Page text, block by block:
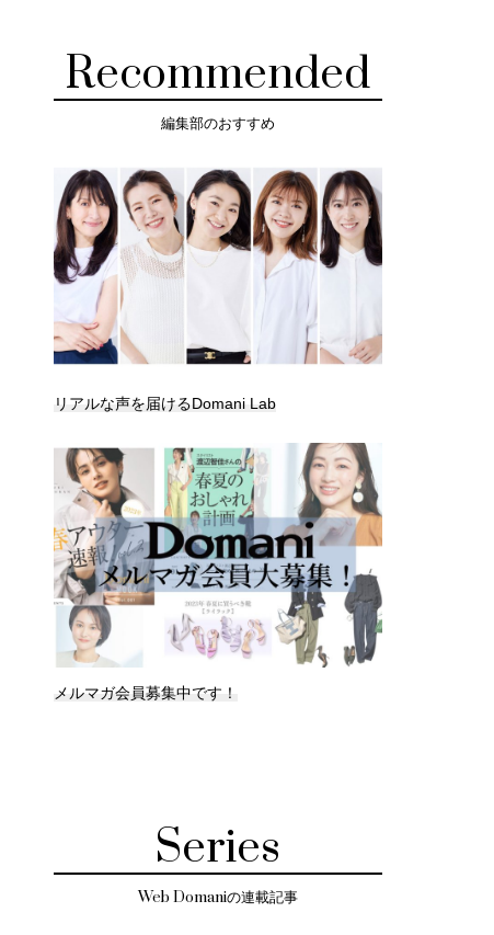
Recommended
編集部のおすすめ
リアルな声を届けるDomani Lab
メルマガ会員募集中です！
Series
Web Domaniの連載記事